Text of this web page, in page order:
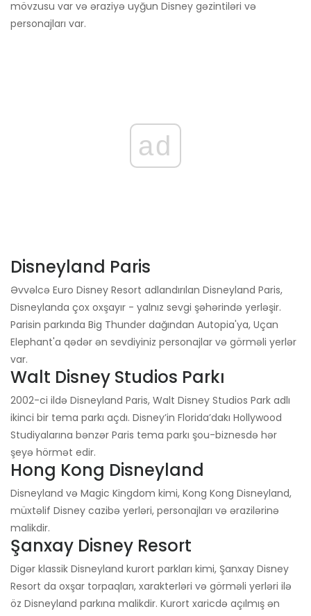
mövzusu var və əraziyə uyğun Disney gəzintiləri və
personajları var.
ad
Disneyland Paris
Əvvəlcə Euro Disney Resort adlandırılan Disneyland Paris,
Disneylanda çox oxşayır - yalnız sevgi şəhərində yerləşir.
Parisin parkında Big Thunder dağından Autopia'ya, Uçan
Elephant'a qədər ən sevdiyiniz personajlar və görməli yerlər
var.
Walt Disney Studios Parkı
2002-ci ildə Disneyland Paris, Walt Disney Studios Park adlı
ikinci bir tema parkı açdı. Disney’in Florida’dakı Hollywood
Studiyalarına bənzər Paris tema parkı şou-biznesdə hər
şeyə hörmət edir.
Hong Kong Disneyland
Disneyland və Magic Kingdom kimi, Kong Kong Disneyland,
müxtəlif Disney cazibə yerləri, personajları və ərazilərinə
malikdir.
Şanxay Disney Resort
Digər klassik Disneyland kurort parkları kimi, Şanxay Disney
Resort da oxşar torpaqları, xarakterləri və görməli yerləri ilə
öz Disneyland parkına malikdir. Kurort xaricdə açılmış ən